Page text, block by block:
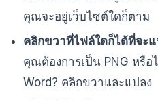
คุณจะอยู่เว็บไซต์ใดก็ตาม
คลิกขวาที่ไฟล์ใดก็ได้ที่จะแ
คุณต้องการเป็น PNG หรือ
Word? คลิกขวาและแปลง